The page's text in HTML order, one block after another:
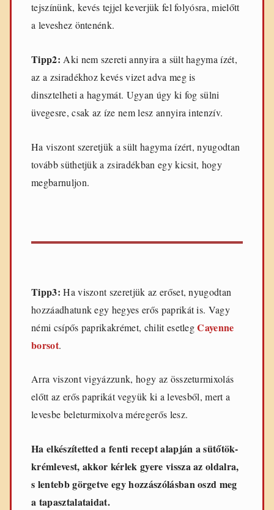
tejszínünk, kevés tejjel keverjük fel folyósra, mielőtt
a leveshez öntenénk.
Tipp2: Aki nem szereti annyira a sült hagyma ízét,
az a zsiradékhoz kevés vizet adva meg is
dinsztelheti a hagymát. Ugyan úgy ki fog sülni
üvegesre, csak az íze nem lesz annyira intenzív.
Ha viszont szeretjük a sült hagyma ízért, nyugodtan
tovább süthetjük a zsiradékban egy kicsit, hogy
megbarnuljon.
Tipp3: Ha viszont szeretjük az erőset, nyugodtan
hozzáadhatunk egy hegyes erős paprikát is. Vagy
némi csípős paprikakrémet, chilit esetlegCayenne
borsot.
Arra viszont vigyázzunk, hogy az összeturmixolás
előtt az erős paprikát vegyük ki a levesből, mert a
levesbe beleturmixolva méregerős lesz.
Ha elkészítetted a fenti recept alapján a sütőtök-
krémlevest, akkor kérlek gyere vissza az oldalra,
s lentebb görgetve egy hozzászólásban oszd meg
a tapasztalataidat.